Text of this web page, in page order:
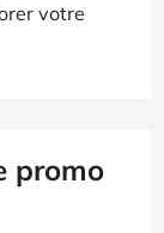
votre
promo